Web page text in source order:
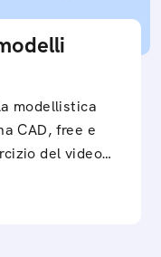
modellistica
CAD, free e
del video…